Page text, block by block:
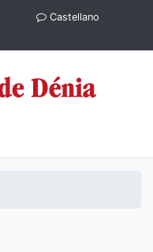
Castellano